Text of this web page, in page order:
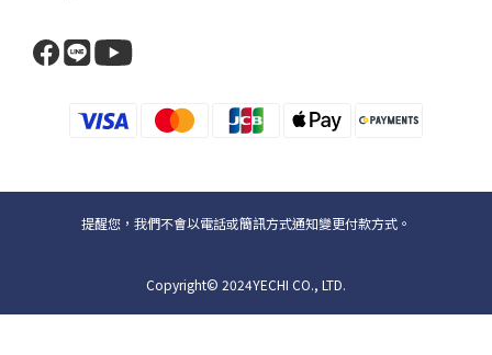
提醒您，我們不會以電話或簡訊方式通知變更付款方式。
Copyright© 2024YECHI CO., LTD.